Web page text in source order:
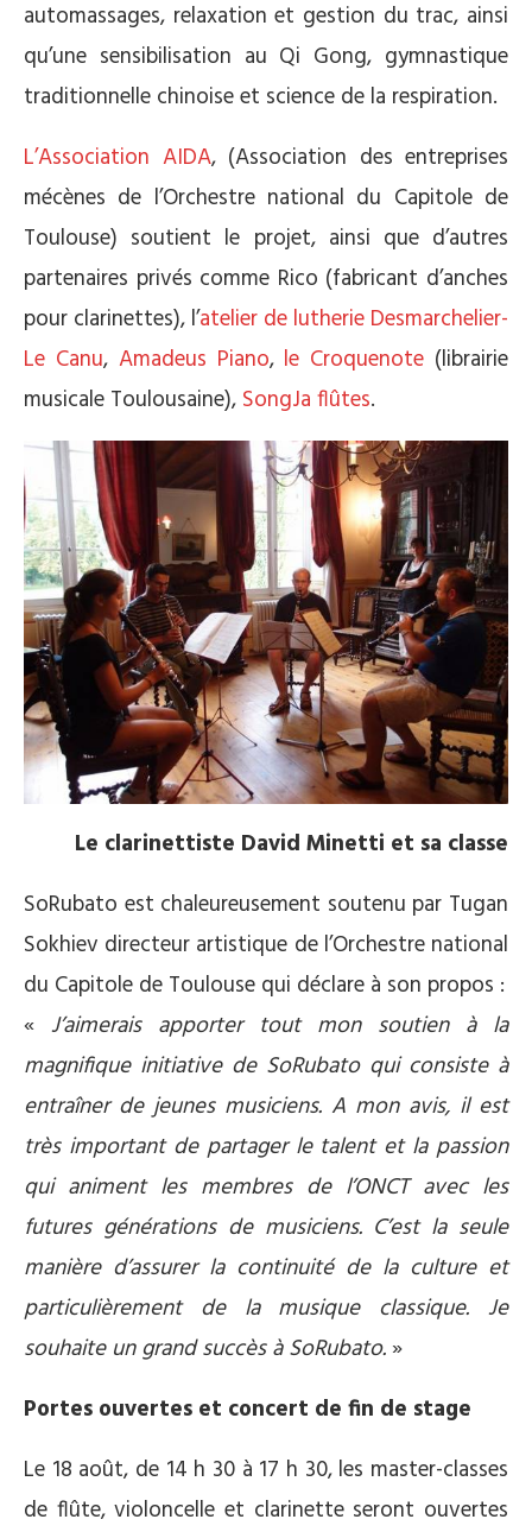
automassages, relaxation et gestion du trac, ainsi
qu’une sensibilisation au Qi Gong, gymnastique
traditionnelle chinoise et science de la respiration.
L’Association AIDA, (Association des entreprises
mécènes de l’Orchestre national du Capitole de
Toulouse) soutient le projet, ainsi que d’autres
partenaires privés comme Rico (fabricant d’anches
pour clarinettes), l’atelier de lutherie Desmarchelier-
Le Canu, Amadeus Piano, le Croquenote (librairie
musicale Toulousaine), SongJa flûtes.
Le clarinettiste David Minetti et sa classe
SoRubato est chaleureusement soutenu par Tugan
Sokhiev directeur artistique de l’Orchestre national
du Capitole de Toulouse qui déclare à son propos :
« J’aimerais apporter tout mon soutien à la
magnifique initiative de SoRubato qui consiste à
entraîner de jeunes musiciens. A mon avis, il est
très important de partager le talent et la passion
qui animent les membres de l’ONCT avec les
futures générations de musiciens. C’est la seule
manière d’assurer la continuité de la culture et
particulièrement de la musique classique. Je
souhaite un grand succès à SoRubato. »
Portes ouvertes et concert de fin de stage
Le 18 août, de 14 h 30 à 17 h 30, les master-classes
de flûte, violoncelle et clarinette seront ouvertes